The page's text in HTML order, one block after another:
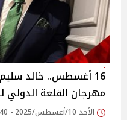
16 أغسطس.. خالد
مهرجان القلعة الدولي
الأحد 10/أغسطس/2025 - 05:40 م